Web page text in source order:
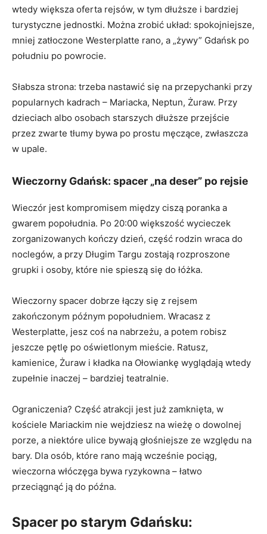
wtedy większa oferta rejsów, w tym dłuższe i bardziej
turystyczne jednostki. Można zrobić układ: spokojniejsze,
mniej zatłoczone Westerplatte rano, a „żywy” Gdańsk po
południu po powrocie.
Słabsza strona: trzeba nastawić się na przepychanki przy
popularnych kadrach – Mariacka, Neptun, Żuraw. Przy
dzieciach albo osobach starszych dłuższe przejście
przez zwarte tłumy bywa po prostu męczące, zwłaszcza
w upale.
Wieczorny Gdańsk: spacer „na deser” po rejsie
Wieczór jest kompromisem między ciszą poranka a
gwarem popołudnia. Po 20:00 większość wycieczek
zorganizowanych kończy dzień, część rodzin wraca do
noclegów, a przy Długim Targu zostają rozproszone
grupki i osoby, które nie spieszą się do łóżka.
Wieczorny spacer dobrze łączy się z rejsem
zakończonym późnym popołudniem. Wracasz z
Westerplatte, jesz coś na nabrzeżu, a potem robisz
jeszcze pętlę po oświetlonym mieście. Ratusz,
kamienice, Żuraw i kładka na Ołowiankę wyglądają wtedy
zupełnie inaczej – bardziej teatralnie.
Ograniczenia? Część atrakcji jest już zamknięta, w
kościele Mariackim nie wejdziesz na wieżę o dowolnej
porze, a niektóre ulice bywają głośniejsze ze względu na
bary. Dla osób, które rano mają wcześnie pociąg,
wieczorna włóczęga bywa ryzykowna – łatwo
przeciągnąć ją do późna.
Spacer po starym Gdańsku: